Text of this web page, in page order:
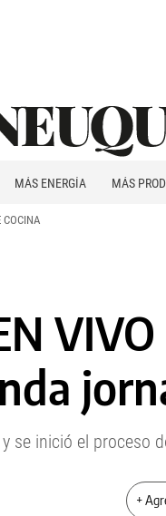
MÁS ENERGÍA MÁS
COCINA
se inició el proceso
+